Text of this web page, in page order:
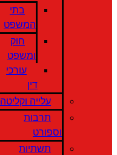
בתי
המשפט
חוק
ומשפט
עורכי
דין
עלייה וקליטה
תרבות
וספורט
תשתיות